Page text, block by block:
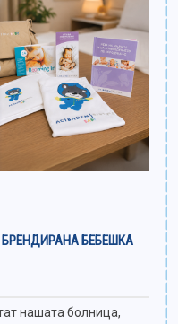
БРЕНДИРАНА БЕБЕШКА
нашата болница,